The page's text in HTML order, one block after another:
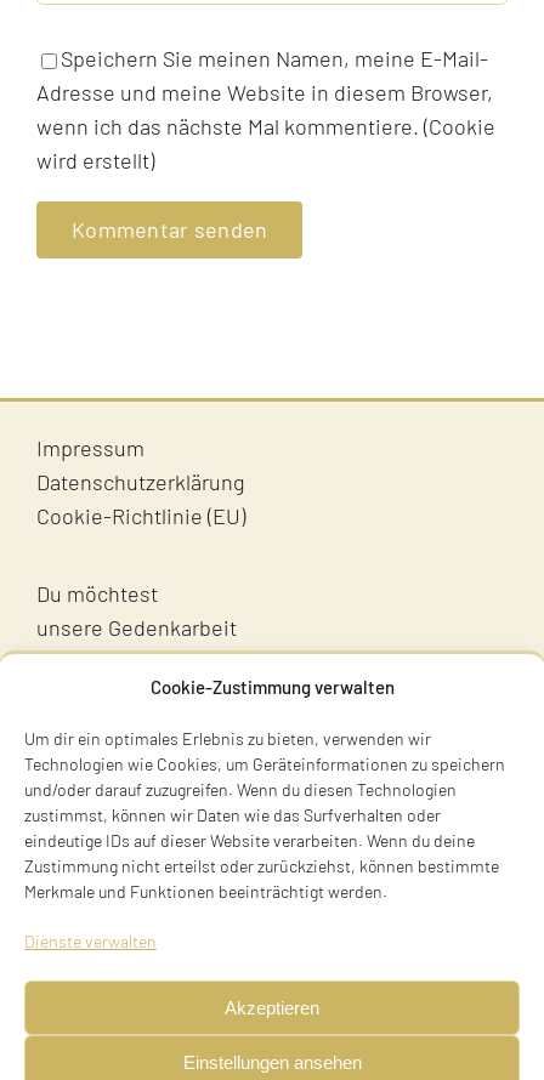
Cookie-Zustimmung verwalten
Um dir ein optimales Erlebnis zu bieten, verwenden wir
Technologien wie Cookies, um Geräteinformationen zu speichern
und/oder darauf zuzugreifen. Wenn du diesen Technologien
zustimmst, können wir Daten wie das Surfverhalten oder
eindeutige IDs auf dieser Website verarbeiten. Wenn du deine
Zustimmung nicht erteilst oder zurückziehst, können bestimmte
Merkmale und Funktionen beeinträchtigt werden.
Dienste verwalten
Akzeptieren
Einstellungen ansehen
Speichern Sie meinen Namen, meine E-Mail-
Adresse und meine Website in diesem Browser,
wenn ich das nächste Mal kommentiere. (Cookie
wird erstellt)
Impressum
Datenschutzerklärung
Cookie-Richtlinie (EU)
Du möchtest
unsere Gedenkarbeit
unterstützen?
Unterstütz uns!
Terry Swartzberg
Tel. +49 89 411 54 771
Mobil +49 170 473 3572